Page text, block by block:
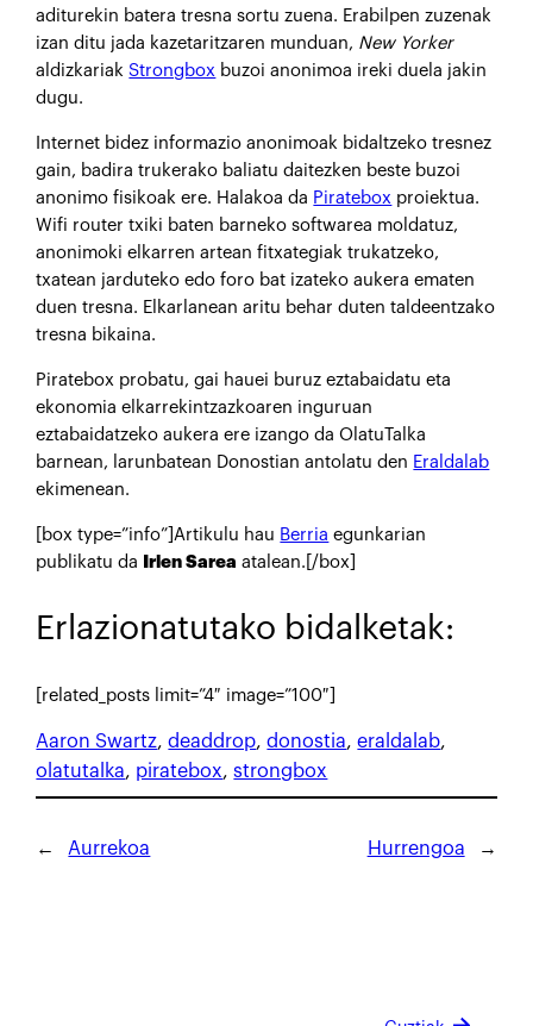
aditurekin batera tresna sortu zuena. Erabilpen zuzenak
izan ditu jada kazetaritzaren munduan, New Yorker
aldizkariakStrongbox buzoi anonimoa ireki duela jakin
dugu.
Internet bidez informazio anonimoak bidaltzeko tresnez
gain, badira trukerako baliatu daitezken beste buzoi
anonimo fisikoak ere. Halakoa da Piratebox proiektua.
Wifi router txiki baten barneko softwarea moldatuz,
anonimoki elkarren artean fitxategiak trukatzeko,
txatean jarduteko edo foro bat izateko aukera ematen
duen tresna. Elkarlanean aritu behar duten taldeentzako
tresna bikaina.
Piratebox probatu, gai hauei buruz eztabaidatu eta
ekonomia elkarrekintzazkoaren inguruan
eztabaidatzeko aukera ere izango da OlatuTalka
barnean, larunbatean Donostian antolatu den Eraldalab
ekimenean.
[box type=”info”]Artikulu hau Berria egunkarian
publikatu da
Irlen Sarea atalean.[/box]
Erlazionatutako bidalketak:
[related_posts limit=”4″ image=”100″]
Aaron Swartz, deaddrop, donostia, eraldalab
olatutalka, piratebox, strongbox
← Aurrekoa Hurrengoa →